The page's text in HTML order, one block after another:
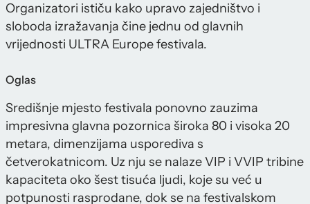
Organizatori ističu kako upravo zajedništvo i
sloboda izražavanja čine jednu od glavnih
vrijednosti ULTRA Europe festivala.
Oglas
Središnje mjesto festivala ponovno zauzima
impresivna glavna pozornica široka 80 i visoka 20
metara, dimenzijama usporediva s
četverokatnicom. Uz nju se nalaze VIP i VVIP tribine
kapaciteta oko šest tisuća ljudi, koje su već u
potpunosti rasprodane, dok se na festivalskom